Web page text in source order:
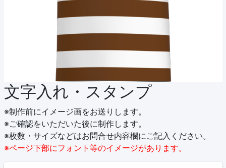
文字入れ・スタンプ
※制作前にイメージ画をお送りします。
※ご確認をいただいた後に制作します。
※枚数・サイズなどはお問合せ内容欄にご記入ください。
※ページ下部にフォント等のイメージがあります。